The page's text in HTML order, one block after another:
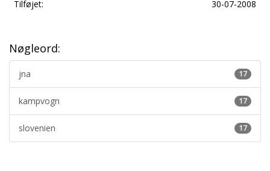
Tilføjet:
30-07-2008
Nøgleord:
17
jna
17
kampvogn
17
slovenien